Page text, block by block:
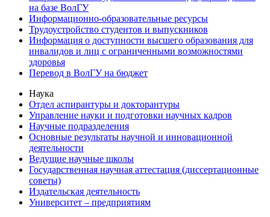
на базе ВолГУ
Информационно-образовательные ресурсы
Трудоустройство студентов и выпускников
Информация о доступности высшего образования для
инвалидов и лиц с ограниченными возможностями
здоровья
Перевод в ВолГУ на бюджет
Наука
Отдел аспирантуры и докторантуры
Управление науки и подготовки научных кадров
Научные подразделения
Основные результаты научной и инновационной
деятельности
Ведущие научные школы
Государственная научная аттестация (диссертационные
советы)
Издательская деятельность
Университет – предприятиям